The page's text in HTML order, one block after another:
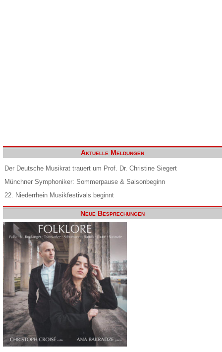
Aktuelle Meldungen
Der Deutsche Musikrat trauert um Prof. Dr. Christine Siegert
Münchner Symphoniker: Sommerpause & Saisonbeginn
22. Niederrhein Musikfestivals beginnt
Neue Besprechungen